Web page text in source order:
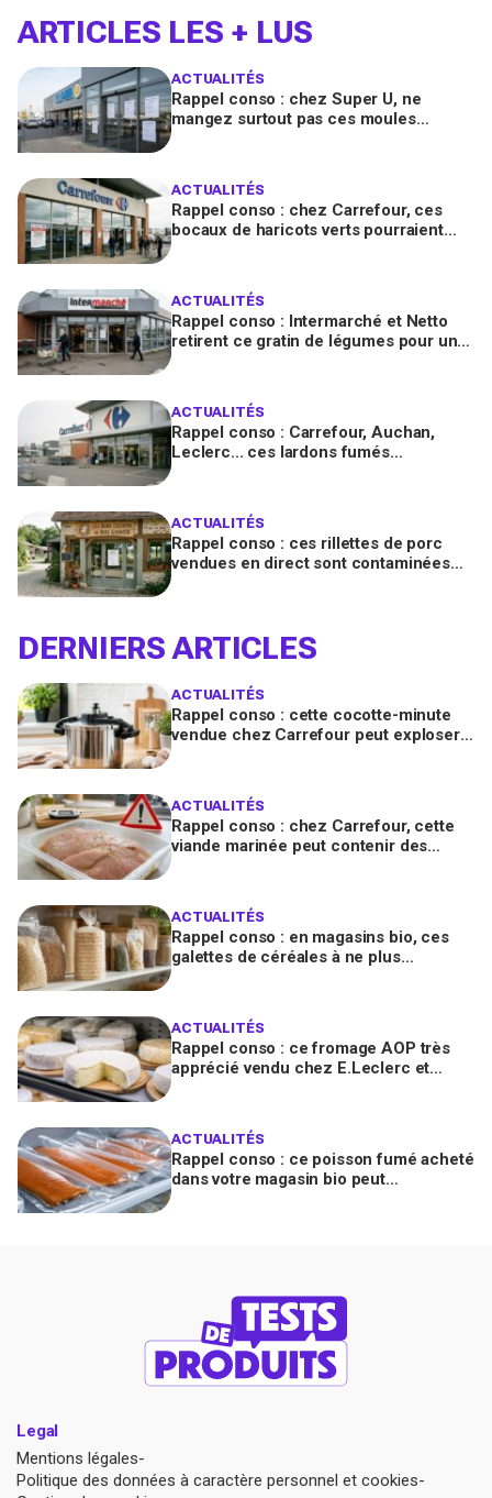
ARTICLES LES + LUS
ACTUALITÉS
Rappel conso : chez Super U, ne
mangez surtout pas ces moules
ACTUALITÉS
Rappel conso : chez Carrefour, ces
bocaux de haricots verts pourraient
ACTUALITÉS
Rappel conso : Intermarché et Netto
retirent ce gratin de légumes pour un
ACTUALITÉS
Rappel conso : Carrefour, Auchan,
Leclerc... ces lardons fumés
ACTUALITÉS
Rappel conso : ces rillettes de porc
vendues en direct sont contaminées
DERNIERS ARTICLES
ACTUALITÉS
Rappel conso : cette cocotte-minute
vendue chez Carrefour peut exploser
ACTUALITÉS
Rappel conso : chez Carrefour, cette
viande marinée peut contenir des
ACTUALITÉS
Rappel conso : en magasins bio, ces
galettes de céréales à ne plus
ACTUALITÉS
Rappel conso : ce fromage AOP très
apprécié vendu chez E.Leclerc et
ACTUALITÉS
Rappel conso : ce poisson fumé acheté
dans votre magasin bio peut
Legal
Mentions légales
Politique des données à caractère personnel et cookies